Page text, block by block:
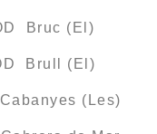
Bruc (El)
Brull (El)
(Les)